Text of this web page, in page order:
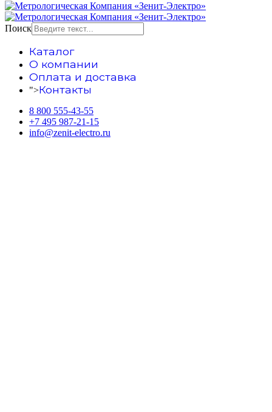
Поиск
Каталог
О компании
Оплата и доставка
">Контакты
8 800 555-43-55
+7 495 987-21-15
info@zenit-electro.ru